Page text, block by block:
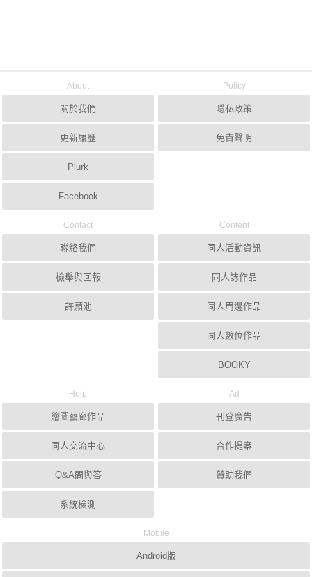
About
關於我們
更新履歷
Plurk
Facebook
Policy
隱私政策
免責聲明
Contact
聯絡我們
檢舉與回報
許願池
Content
同人活動資訊
同人誌作品
同人周邊作品
同人數位作品
BOOKY
Help
繪圖藝廊作品
同人交流中心
Q&A問與答
系統檢測
Ad
刊登廣告
合作提案
贊助我們
Mobile
Android版